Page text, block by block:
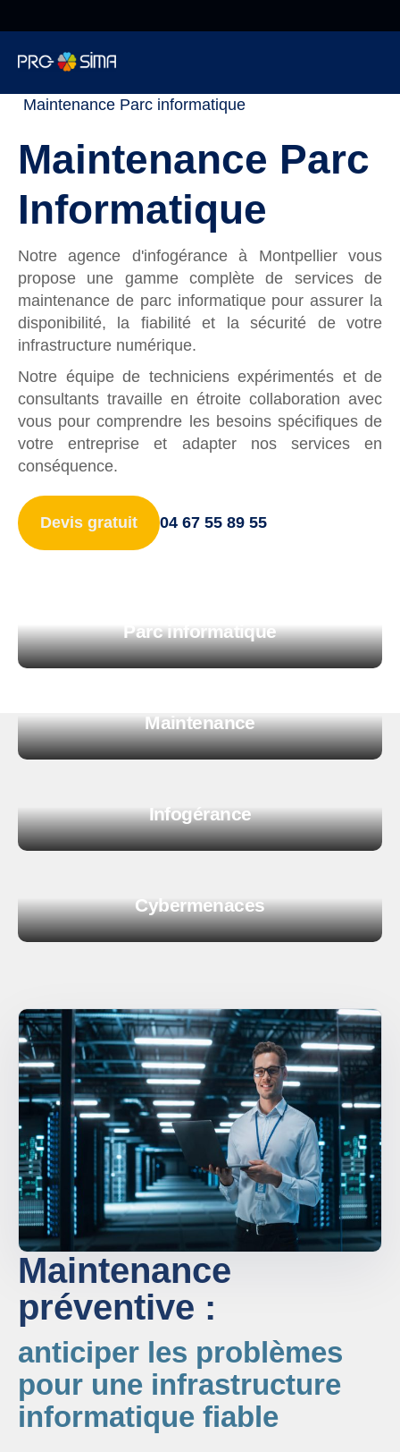
STOP
Informatique
Cybersécurité
Téléphonie
Encaissement
Surveillance
Affichage
Maintenance Parc informatique
Maintenance Parc
Informatique
Notre agence d'infogérance à Montpellier vous
propose une gamme complète de services de
maintenance de parc informatique pour assurer la
disponibilité, la fiabilité et la sécurité de votre
infrastructure numérique.
Notre équipe de techniciens expérimentés et de
consultants travaille en étroite collaboration avec
vous pour comprendre les besoins spécifiques de
votre entreprise et adapter nos services en
conséquence.
Devis gratuit 04 67 55 89 55
Parc informatique
Maintenance
Infogérance
Cybermenaces
Maintenance
préventive :
anticiper les problèmes
pour une infrastructure
informatique fiable